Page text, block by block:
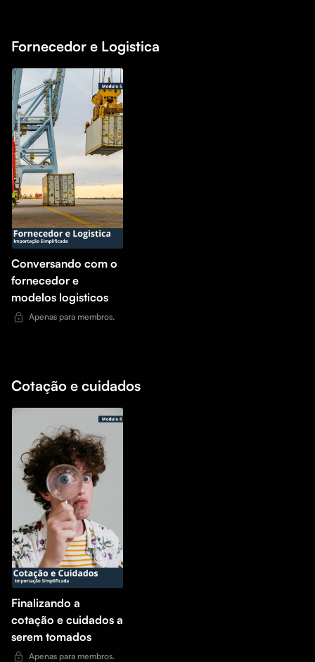
Fornecedor e Logistica
Conversando com o
fornecedor e
modelos logisticos
Apenas para membros.
Cotação e cuidados
Finalizando a
cotação e cuidados a
serem tomados
Apenas para membros.